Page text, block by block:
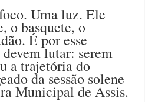
Uma luz. Ele
o basquete, o
É por esse
lutar: serem
a trajetória do
da sessão solene
Municipal de Assis.